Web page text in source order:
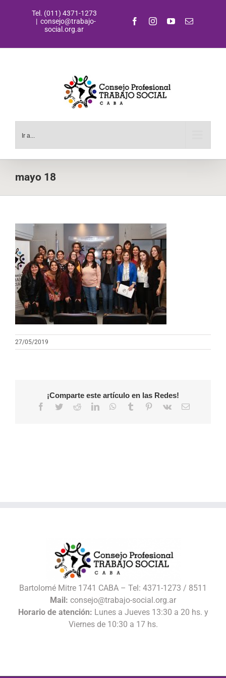
Tel. (011) 4371-1273
| consejo@trabajo-
social.org.ar
FacebookInstagramYouTubeCorreo
Ir a...
mayo 18
27/05/2019
¡Comparte este artículo en las Redes!
Facebook
TwitterRedditLinkedInWhatsApp
Tumblr Pinterest
Vk
Correo
Bartolomé Mitre 1741 CABA – Tel: 4371-1273 / 8511
Mail: consejo@trabajo-social.org.ar
Horario de atención: Lunes a Jueves 13:30 a 20 hs. y
Viernes de 10:30 a 17 hs.